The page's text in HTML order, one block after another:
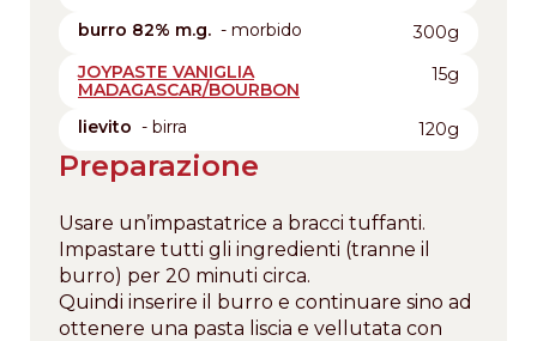
burro 82% m.g. - morbido
300g
JOYPASTE VANIGLIA
MADAGASCAR/BOURBON
15g
lievito - birra 120g
Preparazione
Usare un’impastatrice a bracci tuffanti.
Impastare tutti gli ingredienti (tranne il
burro) per 20 minuti circa.
Quindi inserire il burro e continuare sino ad
ottenere una pasta liscia e vellutata con